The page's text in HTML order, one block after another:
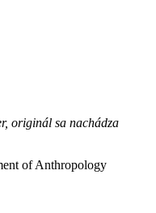
originál sa nachádza
of Anthropology